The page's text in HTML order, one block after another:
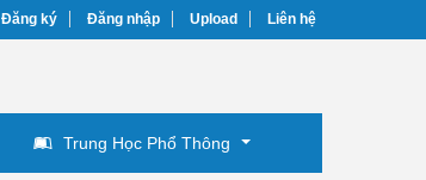
Đăng ký Đăng nhập Upload Liên hệ
Trung Học Phổ Thông